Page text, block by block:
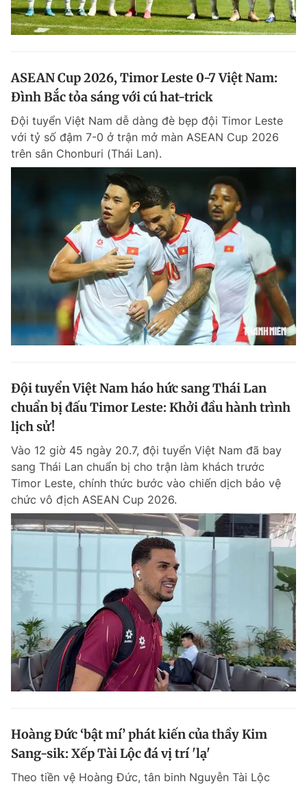
ASEAN Cup 2026, Timor Leste 0-7 Việt Nam:
Đình Bắc tỏa sáng với cú hat-trick
Đội tuyển Việt Nam dễ dàng đè bẹp đội Timor Leste
với tỷ số đậm 7-0 ở trận mở màn ASEAN Cup 2026
trên sân Chonburi (Thái Lan).
Đội tuyển Việt Nam háo hức sang Thái Lan
chuẩn bị đấu Timor Leste: Khởi đầu hành trình
lịch sử!
Vào 12 giờ 45 ngày 20.7, đội tuyển Việt Nam đã bay
sang Thái Lan chuẩn bị cho trận làm khách trước
Timor Leste, chính thức bước vào chiến dịch bảo vệ
chức vô địch ASEAN Cup 2026.
Hoàng Đức ‘bật mí’ phát kiến của thầy Kim
Sang-sik: Xếp Tài Lộc đá vị trí 'lạ'
Theo tiền vệ Hoàng Đức, tân binh Nguyễn Tài Lộc